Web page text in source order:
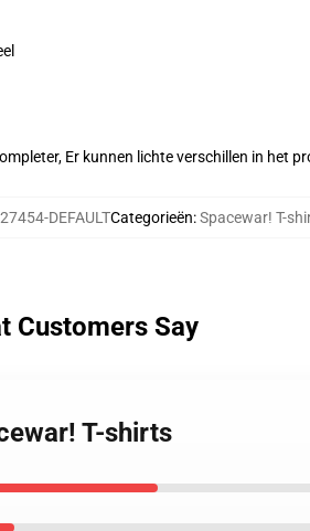
Er kunnen lichte verschillen in het
DEFAULTCategorieën:Spacewar! T-
Customers Say
T-shirts